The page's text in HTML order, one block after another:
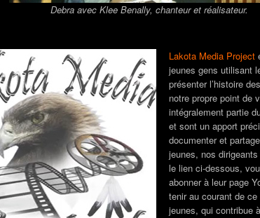
Debra avec Klee Benally, chanteur et réalisateur.
Lakota Media Project
jeunes gens utilisant
présenter l’histoire
notre propre point de
intégralement partie
et sont un apport
documenter et
jeunes, nos
le lien ci-dessous,
abonner à leur page
tenir au courant de
jeunes, qui contribue